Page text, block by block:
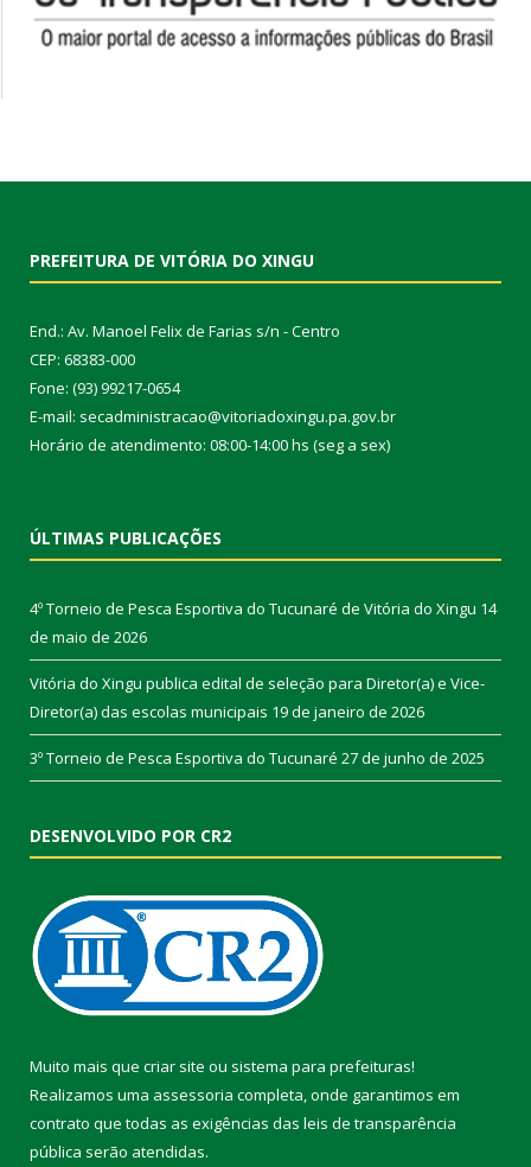
PREFEITURA DE VITÓRIA DO XINGU
End.: Av. Manoel Felix de Farias s/n - Centro
CEP: 68383-000
Fone: (93) 99217-0654
E-mail: secadministracao@vitoriadoxingu.pa.gov.br
Horário de atendimento: 08:00-14:00 hs (seg a sex)
ÚLTIMAS PUBLICAÇÕES
4º Torneio de Pesca Esportiva do Tucunaré de Vitória do Xingu 14
de maio de 2026
Vitória do Xingu publica edital de seleção para Diretor(a) e Vice-
Diretor(a) das escolas municipais 19 de janeiro de 2026
3º Torneio de Pesca Esportiva do Tucunaré 27 de junho de 2025
DESENVOLVIDO POR CR2
Muito mais que criar site ou sistema para prefeituras!
Realizamos uma assessoria completa, onde garantimos em
contrato que todas as exigências das leis de transparência
pública serão atendidas.